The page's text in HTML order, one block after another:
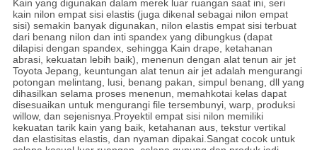
Kain yang digunakan dalam merek luar ruangan saat ini, seri
kain nilon empat sisi elastis (juga dikenal sebagai nilon empat
sisi) semakin banyak digunakan, nilon elastis empat sisi terbuat
dari benang nilon dan inti spandex yang dibungkus (dapat
dilapisi dengan spandex, sehingga Kain drape, ketahanan
abrasi, kekuatan lebih baik), menenun dengan alat tenun air jet
Toyota Jepang, keuntungan alat tenun air jet adalah mengurangi
potongan melintang, lusi, benang pakan, simpul benang, dll yang
dihasilkan selama proses menenun, memahkotai kelas dapat
disesuaikan untuk mengurangi file tersembunyi, warp, produksi
willow, dan sejenisnya.Proyektil empat sisi nilon memiliki
kekuatan tarik kain yang baik, ketahanan aus, tekstur vertikal
dan elastisitas elastis, dan nyaman dipakai.Sangat cocok untuk